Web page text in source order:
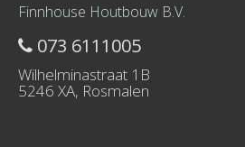
Finnhouse Houtbouw B.V.
073 6111005
Wilhelminastraat 1B
5246 XA, Rosmalen